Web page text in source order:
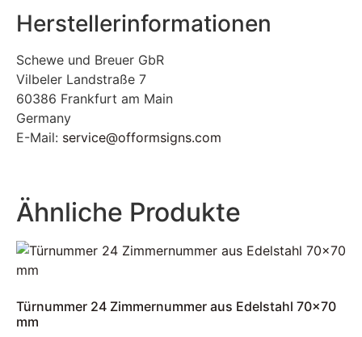
Herstellerinformationen
Schewe und Breuer GbR
Vilbeler Landstraße 7
60386 Frankfurt am Main
Germany
E-Mail: service@offormsigns.com
Ähnliche Produkte
Türnummer 24 Zimmernummer aus Edelstahl 70×70
mm